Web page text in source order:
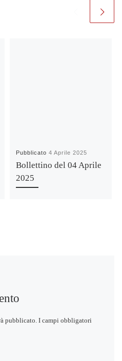
Pubblicato4 Aprile 2025
Bollettino del 04 Aprile
2025
pubblicato. I campi obbligatori